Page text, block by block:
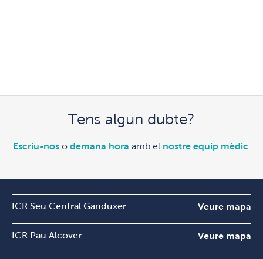
Tens algun dubte?
Escriu-noso demana hora amb el nostre equip mèdic.
ICR Seu Central Ganduxer Veure mapa
ICR Pau Alcover Veure mapa